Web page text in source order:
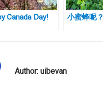
Canada Day! 小蜜蜂呢？
Author:uibevan